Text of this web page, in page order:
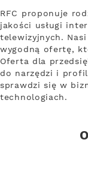
RFC proponuje
jakości usługi
telewizyjnych.
wygodną ofertę,
Oferta dla
do narzędzi i
sprawdzi się w
technologiach.